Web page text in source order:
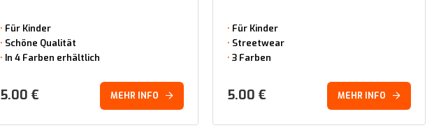
Für Kinder
Schöne Qualität
In 4 Farben erhältlich
5.00 € MEHR INFO
Für Kinder
Streetwear
3 Farben
5.00 € MEHR INFO